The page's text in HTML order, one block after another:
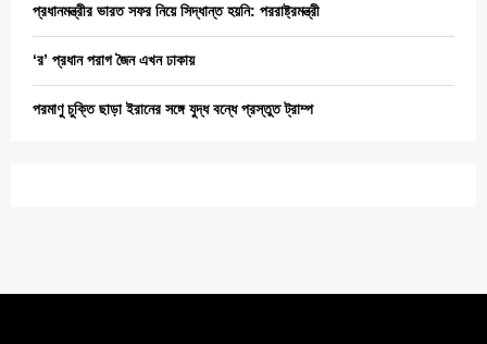
প্রধানমন্ত্রীর ভারত সফর নিয়ে সিদ্ধান্ত হয়নি: পররাষ্ট্রমন্ত্রী
‘র’ প্রধান পরাগ জৈন এখন ঢাকায়
পরমাণু চুক্তি ছাড়া ইরানের সঙ্গে যুদ্ধ বন্ধে প্রস্তুত ট্রাম্প